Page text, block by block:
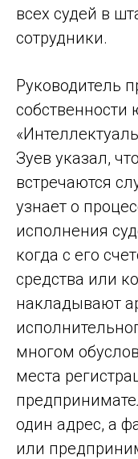
всех судей в
сотрудники.
Руководитель
Зуев указал,
встречаются
узнает о
исполнения
когда с его
средства или
накладывают
многом
места
один адрес, а
или